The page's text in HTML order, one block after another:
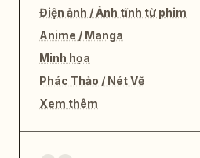
Điện ảnh / Ảnh tĩnh từ phim
Anime / Manga
Minh họa
Phác Thảo / Nét Vẽ
Xem thêm